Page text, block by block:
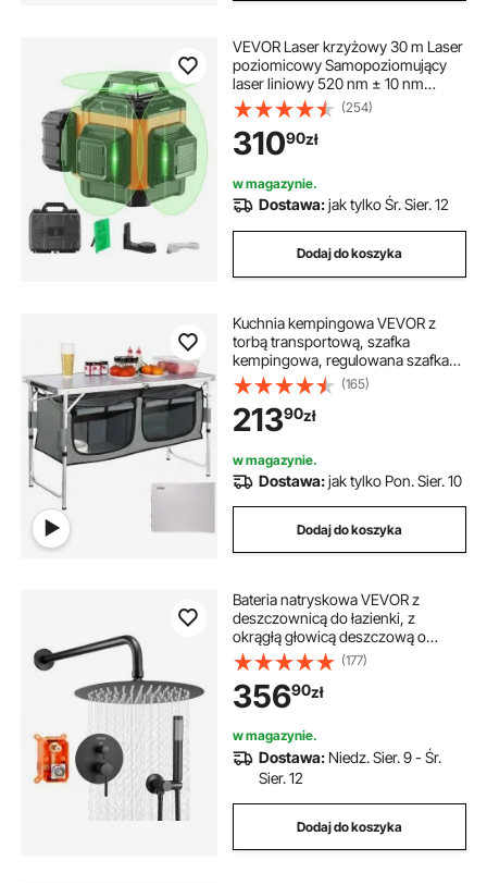
VEVOR Laser krzyżowy 30 m Laser
poziomicowy Samopoziomujący
laser liniowy 520 nm ± 10 nm
Długość fali lasera Laser budowlany
± 0,28 cm przy 10 m Laser
krzyżowy ± 3° 8 godzin ciągłej
pracy W zestawie bateria litowa
Kabel typu C
(254)
31090zł
w magazynie.
Dostawa:jak tylko Śr. Sier. 12
Dodaj do koszyka
Kuchnia kempingowa VEVOR z
torbą transportową, szafka
kempingowa, regulowana szafka
kempingowa, kuchnia podróżna,
skrzynka kuchenna, szafka
namiotowa, kuchnia kempingowa
na świeżym powietrzu, szafka
namiotowa, podróż kempingowa,
szara, przenośna skrzynka
kuchenna, kuchnia podróżna
(165)
21390zł
w magazynie.
Dostawa:jak tylko Pon. Sier. 10
Dodaj do koszyka
Bateria natryskowa VEVOR z
deszczownicą do łazienki, z
okrągłą głowicą deszczową o
średnicy 254 mm i słuchawką
prysznicową, bateria łazienkowa
ścienna z zaworem mosiężnym i
zestawem wykończeniowym,
matowa czerń
(177)
35690zł
w magazynie.
Dostawa: Niedz. Sier. 9 - Śr.
Sier. 12
Dodaj do koszyka